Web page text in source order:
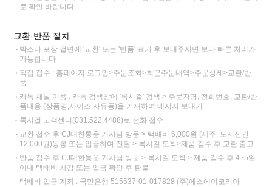
로 확인 바랍니다.
교환·반품 절차
박스나 포장 겉면에 '교환' 또는 '반품' 표기 후 보내주시면 보다 빠른 처리가
가능합니다.
직접 접수 : 홈페이지 로그인>주문조회>최근주문내역>주문상세>교환/반
품
카톡 채널 이용 : 카톡 검색창에 '록시걸' 검색 > 주문자명, 전화번호, 교환/반
품내용 (상품명,사이즈,사유등)을 기재하여 메시지 보내기
록시걸 고객센터(031.522.4488)로 전화 접수
교환 접수 후 CJ대한통운 기사님 방문 > 택배비 6,000원 (제주, 도서산간
12,000원)동봉 또는 입금하여 전달 > 록시걸 도착>제품 검수 후 교환 출고
반품 접수 후 CJ대한통운 기사님 방문 > 록시걸 도착 > 제품 검수 후 4~5일
이내 택배비 차감 또는 입금 확인 후 환불
택배비 입금 계좌 : 국민은행 515537-01-017828 (주)에스에이코리아